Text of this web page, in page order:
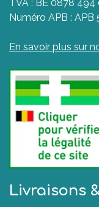
TVA : BE 0878 494
Numéro APB : APB
En savoir plus sur
Livraisons